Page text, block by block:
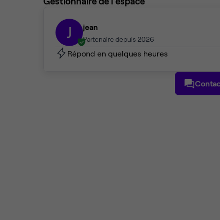
J jean
Partenaire depuis 2026
Répond en quelques heures